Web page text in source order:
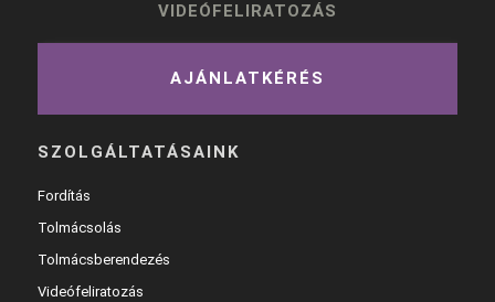
VIDEÓFELIRATOZÁS
AJÁNLATKÉRÉS
SZOLGÁLTATÁSAINK
Fordítás
Tolmácsolás
Tolmácsberendezés
Videófeliratozás